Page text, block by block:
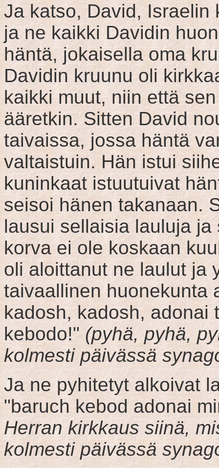
Ja katso, David, Israelin
ja ne kaikki Davidin
häntä, jokaisella oma
Davidin kruunu oli
kaikki muut, niin että
ääretkin. Sitten David
taivaissa, jossa häntä
valtaistuin. Hän istui
kuninkaat istuutuivat
seisoi hänen takanaan.
lausui sellaisia lauluja
korva ei ole koskaan
oli aloittanut ne laulut ja
taivaallinen huonekunta
kadosh, kadosh, adonai
kebodo!"(pyhä, pyhä,
kolmesti päivässä
Ja ne pyhitetyt alkoivat
"baruch kebod adonai
Herran kirkkaus siinä,
kolmesti päivässä